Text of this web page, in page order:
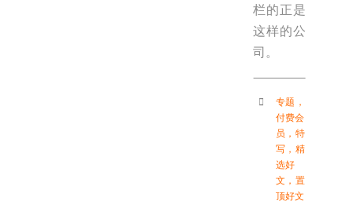
栏的正是
这样的公
司。
专题 ，
付费会
员 ， 特
写 ， 精
选好
文 ， 置
顶好文